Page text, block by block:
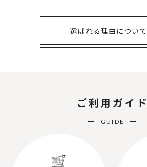
選ばれる理由について
ご利用ガイド
GUIDE